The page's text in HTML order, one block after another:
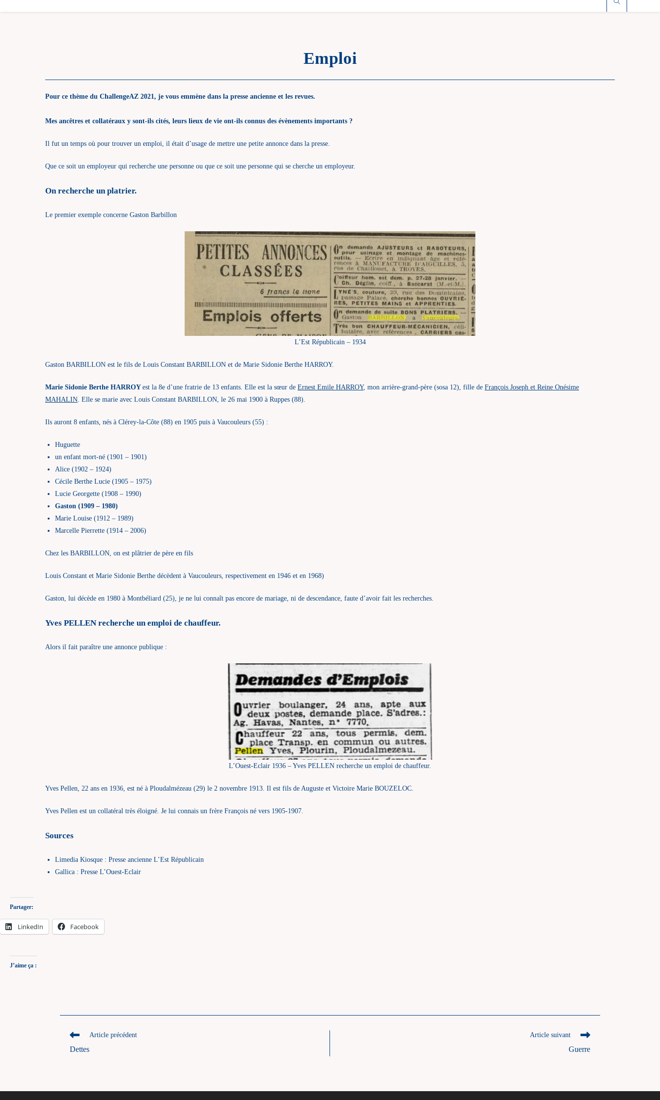
Emploi
Pour ce thème du ChallengeAZ 2021, je vous emmène dans la presse ancienne et les revues.
Mes ancêtres et collatéraux y sont-ils cités, leurs lieux de vie ont-ils connus des évènements importants ?
Il fut un temps où pour trouver un emploi, il était d’usage de mettre une petite annonce dans la presse.
Que ce soit un employeur qui recherche une personne ou que ce soit une personne qui se cherche un employeur.
On recherche un platrier.
Le premier exemple concerne Gaston Barbillon
L’Est Républicain – 1934
Gaston BARBILLON est le fils de Louis Constant BARBILLON et de Marie Sidonie Berthe HARROY.
Marie Sidonie Berthe HARROY est la 8e d’une fratrie de 13 enfants. Elle est la sœur de Ernest Emile HARROY, mon arrière-grand-père (sosa 12), fille de François Joseph et Reine Onésime
MAHALIN. Elle se marie avec Louis Constant BARBILLON, le 26 mai 1900 à Ruppes (88).
Ils auront 8 enfants, nés à Clérey-la-Côte (88) en 1905 puis à Vaucouleurs (55) :
Huguette
un enfant mort-né (1901 – 1901)
Alice (1902 – 1924)
Cécile Berthe Lucie (1905 – 1975)
Lucie Georgette (1908 – 1990)
Gaston (1909 – 1980)
Marie Louise (1912 – 1989)
Marcelle Pierrette (1914 – 2006)
Chez les BARBILLON, on est plâtrier de père en fils
Louis Constant et Marie Sidonie Berthe décèdent à Vaucouleurs, respectivement en 1946 et en 1968)
Gaston, lui décède en 1980 à Montbéliard (25), je ne lui connaît pas encore de mariage, ni de descendance, faute d’avoir fait les recherches.
Yves PELLEN recherche un emploi de chauffeur.
Alors il fait paraître une annonce publique :
L’Ouest-Eclair 1936 – Yves PELLEN recherche un emploi de chauffeur.
Yves Pellen, 22 ans en 1936, est né à Ploudalmézeau (29) le 2 novembre 1913. Il est fils de Auguste et Victoire Marie BOUZELOC.
Yves Pellen est un collatéral très éloigné. Je lui connais un frère François né vers 1905-1907.
Sources
Limedia Kiosque : Presse ancienne L’Est Républicain
Gallica : Presse L’Ouest-Eclair
Partager:
LinkedIn Facebook
J’aime ça :
Read
articles
Article précédent
Dettes
Article suivant
Guerre